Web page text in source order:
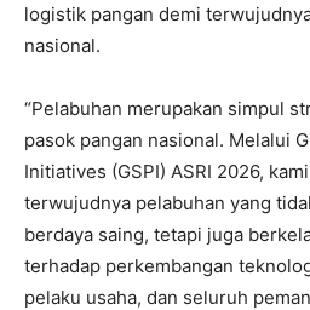
logistik pangan demi
nasional.
“Pelabuhan merupakan simpul
pasok pangan nasional. Melalui
Initiatives (GSPI) ASRI 2026,
terwujudnya pelabuhan yang
berdaya saing, tetapi juga
terhadap perkembangan
pelaku usaha, dan seluruh